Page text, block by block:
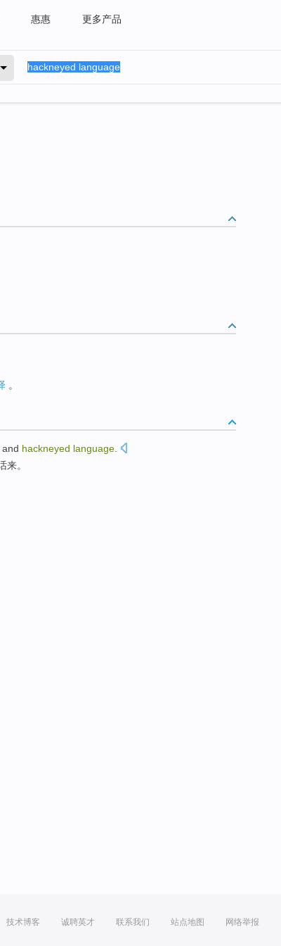
惠惠 更多产品
。
and hackneyed language
来。
技术博客 诚聘英才 联系我们 站点地图 网络举报